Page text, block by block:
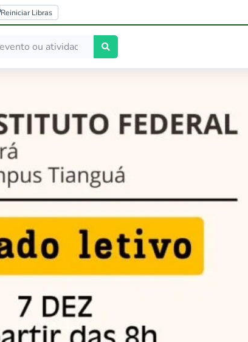
Reiniciar Libras